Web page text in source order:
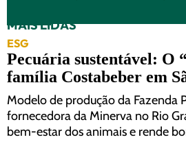
MAIS LIDAS
ESG
Pecuária sustentável: O
família Costabeber em
Modelo de produção da Fazenda
fornecedora da Minerva no Rio
bem-estar dos animais e rende